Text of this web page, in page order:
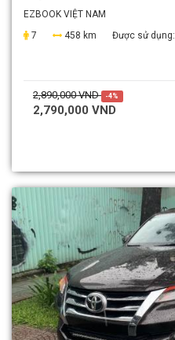
EZBOOK VIỆT NAM
7
458 km Được sử dụng:
2,890,000 VND -4%
2,790,000 VND